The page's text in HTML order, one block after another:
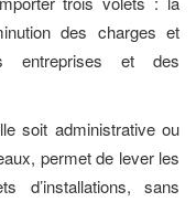
des charges et
entreprises et des
soit administrative ou
permet de lever les
d’installations, sans